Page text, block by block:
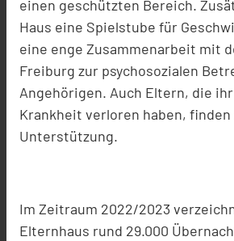
einen geschützten Bereich.
Haus eine Spielstube für
eine enge Zusammenarbeit mit
Freiburg zur psychosozialen
Angehörigen. Auch Eltern, die
Krankheit verloren haben,
Unterstützung.
Im Zeitraum 2022/2023
Elternhaus rund 29.000